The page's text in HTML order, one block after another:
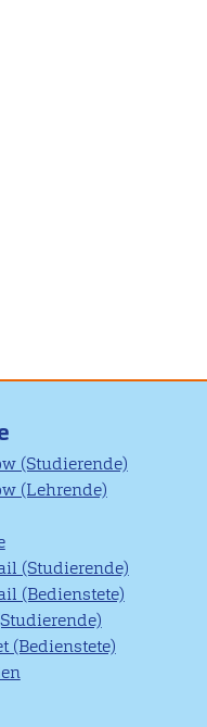
(Studierende)
(Lehrende)
(Studierende)
(Bedienstete)
(Bedienstete)